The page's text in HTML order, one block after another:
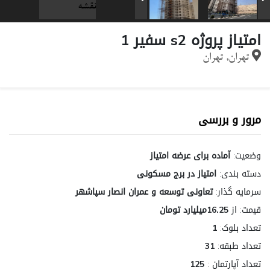
نقشه
امتیاز پروژه s2 سفیر 1
تهران, تهران
مرور و بررسی
وضعیت: آماده برای عرضه امتیاز
دسته بندی: امتیاز در برج مسکونی
سرمایه گذار: تعاونی توسعه و عمران انصار سپاشهر
قیمت: از16.25میلیارد تومان
تعداد بلوک: 1
تعداد طبقه: 31
تعداد آپارتمان : 125